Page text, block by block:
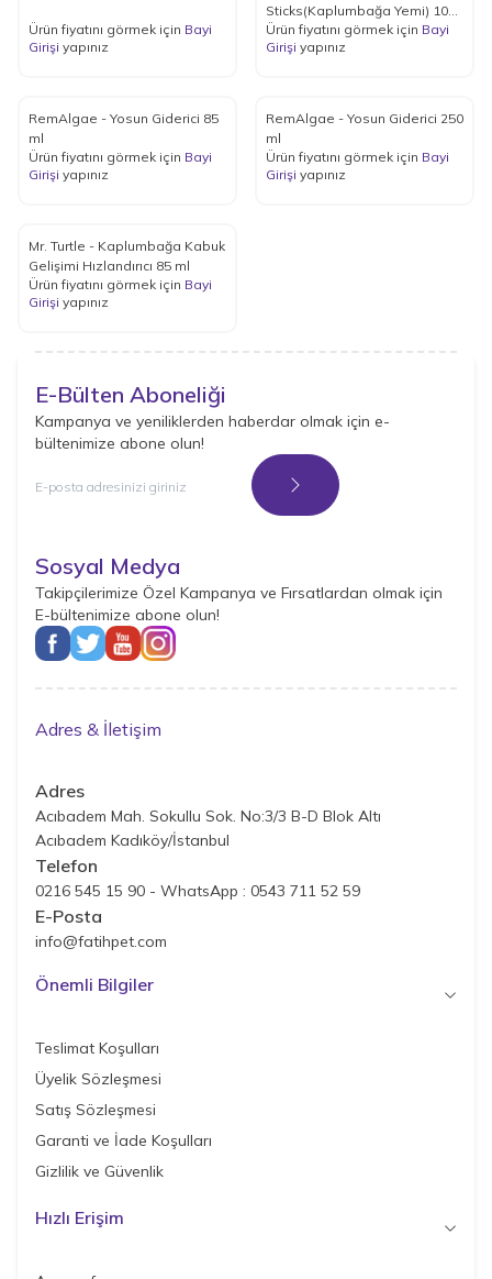
Ürün fiyatını görmek için Bayi
Girişi yapınız
Sticks(Kaplumbağa Yemi) 1000
ml
Ürün fiyatını görmek için Bayi
Girişi yapınız
RemAlgae - Yosun Giderici 85
ml
Ürün fiyatını görmek için Bayi
Girişi yapınız
RemAlgae - Yosun Giderici 250
ml
Ürün fiyatını görmek için Bayi
Girişi yapınız
Mr. Turtle - Kaplumbağa Kabuk
Gelişimi Hızlandırıcı 85 ml
Ürün fiyatını görmek için Bayi
Girişi yapınız
E-Bülten Aboneliği
Kampanya ve yeniliklerden haberdar olmak için e-
bültenimize abone olun!
Kayıt Ol
Sosyal Medya
Takipçilerimize Özel Kampanya ve Fırsatlardan olmak için
E-bültenimize abone olun!
Adres & İletişim
Adres
Acıbadem Mah. Sokullu Sok. No:3/3 B-D Blok Altı
Acıbadem Kadıköy/İstanbul
Telefon
0216 545 15 90 - WhatsApp : 0543 711 52 59
E-Posta
info@fatihpet.com
Önemli Bilgiler
Teslimat Koşulları
Üyelik Sözleşmesi
Satış Sözleşmesi
Garanti ve İade Koşulları
Gizlilik ve Güvenlik
Hızlı Erişim